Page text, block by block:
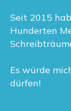
Seit 2015
Hunderten
Es würde
dürfen!